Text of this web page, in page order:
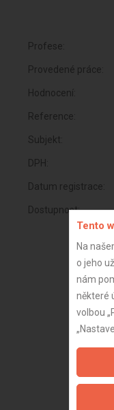
Profese:
Provedené práce:
Hodnocení:
Reference:
Subjekt:
DPH:
Datum registrace:
Dostupnost:
Tento
Na
o jeho
nám
některé
volbou